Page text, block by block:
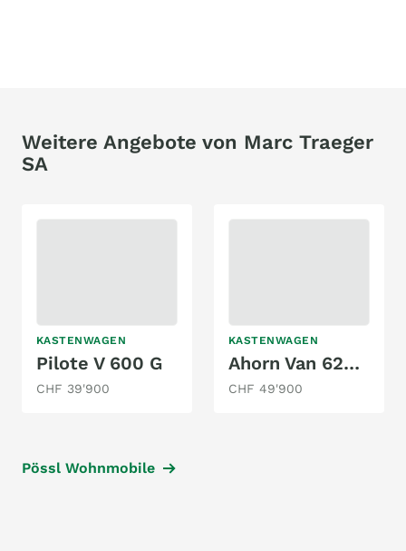
Weitere Angebote von Marc Traeger
SA
KASTENWAGEN
Pilote V 600 G
CHF 39'900
KASTENWAGEN
Ahorn Van 620 autom.
CHF 49'900
Pössl Wohnmobile